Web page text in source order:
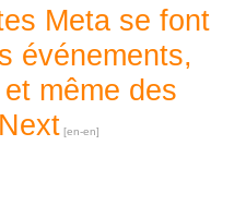
Meta se font
événements,
même des